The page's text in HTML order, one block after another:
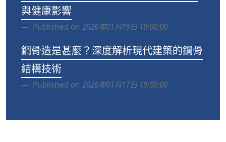
與健康影響
Published on 2026年01月19日 19:00:00
鋼骨造是甚麼？深度解析現代建築的鋼骨
結構技術
Published on 2026年01月17日 19:00:00